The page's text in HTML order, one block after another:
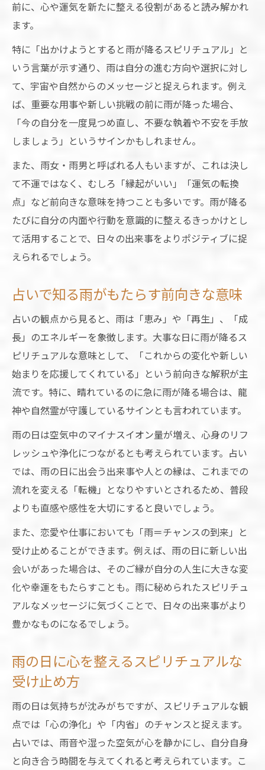
前に、心や運気を新たに整える役割があると読み解かれ
ます。
特に「出かけようとすると雨が降るスピリチュアル」と
いう言葉が示す通り、雨は自分の進む方向や選択に対し
て、宇宙や自然からのメッセージと捉えられます。例え
ば、重要な用事や新しい挑戦の前に雨が降った場合、
「今の自分を一度見つめ直し、不要な執着や不安を手放
しましょう」というサインかもしれません。
また、雨女・雨男と呼ばれる人もいますが、これは決し
て不運ではなく、むしろ「縁起がいい」「運気の転換
点」など前向きな意味を持つことも多いです。雨が降る
たびに自分の内面や行動を意識的に整えるきっかけとし
て活用することで、日々の出来事をよりポジティブに捉
えられるでしょう。
占いで知る雨がもたらす前向きな意味
占いの観点から見ると、雨は「恵み」や「再生」、「成
長」のエネルギーを象徴します。大事な日に雨が降るス
ピリチュアルな意味として、「これからの変化や新しい
始まりを応援してくれている」という前向きな解釈が主
流です。特に、晴れているのに急に雨が降る場合は、龍
神や自然霊が守護しているサインとも言われています。
雨の日は空気中のマイナスイオン量が増え、心身のリフ
レッシュや浄化につながるとも考えられています。占い
では、雨の日に出会う出来事や人との縁は、これまでの
流れを変える「転機」となりやすいとされるため、普段
よりも直感や感性を大切にすると良いでしょう。
また、恋愛や仕事においても「雨＝チャンスの到来」と
受け止めることができます。例えば、雨の日に新しい出
会いがあった場合は、そのご縁が自分の人生に大きな変
化や幸運をもたらすことも。雨に秘められたスピリチュ
アルなメッセージに気づくことで、日々の出来事がより
豊かなものになるでしょう。
雨の日に心を整えるスピリチュアルな
受け止め方
雨の日は気持ちが沈みがちですが、スピリチュアルな観
点では「心の浄化」や「内省」のチャンスと捉えます。
占いでは、雨音や湿った空気が心を静かにし、自分自身
と向き合う時間を与えてくれると考えられています。こ